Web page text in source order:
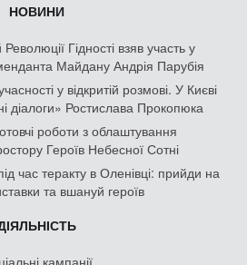
НОВИНИ
Гідності взяв участь у
Майдану Андрія Парубія
у відкритій розмові. У Києві
діалоги» Ростислава Прокопюка
роботи з облаштування
Героїв Небесної Сотні
час теракту в Оленівці: прийди на
та вшануй героїв
кампанії